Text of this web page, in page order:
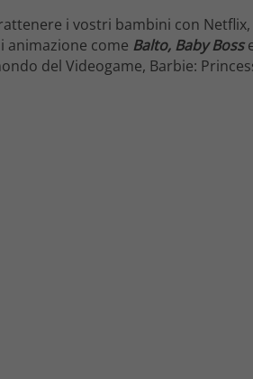
i vostri bambini con
animazione come Balto, Baby Boss
del Videogame, Barbie: